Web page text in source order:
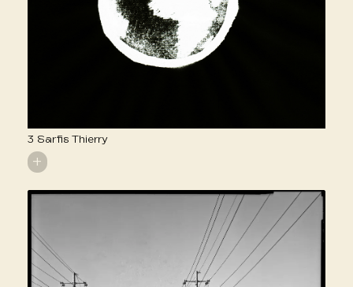
3 Sarfis Thierry
+